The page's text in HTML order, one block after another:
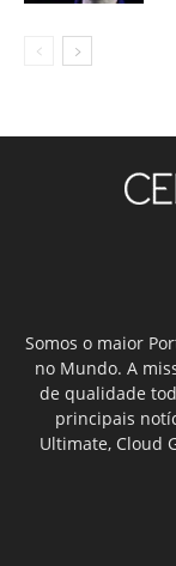
Somos o maior
no Mundo. A
de qualidade
principais
Ultimate, Cloud